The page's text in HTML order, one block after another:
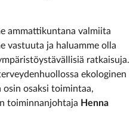
ammattikuntana valmiita
vastuuta ja haluamme olla
ratkaisuja.
ekologinen
osin osaksi toimintaa,
toiminnanjohtaja Henna